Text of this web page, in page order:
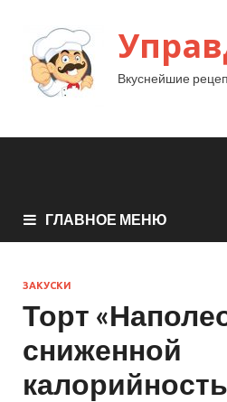
Вкуснейшие
ГЛАВНОЕ МЕНЮ
ЗАКУСКИ
Торт
сниженной